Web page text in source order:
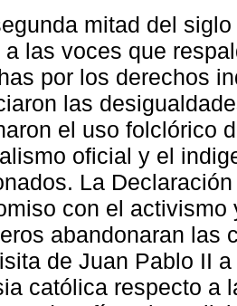
mitad del
a las voces que
por los derechos
las
el uso folclórico
oficial y el
La
con el
abandonaran las
de Juan Pablo II
católica respecto a